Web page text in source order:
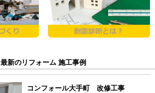
最新のリフォーム 施工事例
コンフォール大手町 改修工事